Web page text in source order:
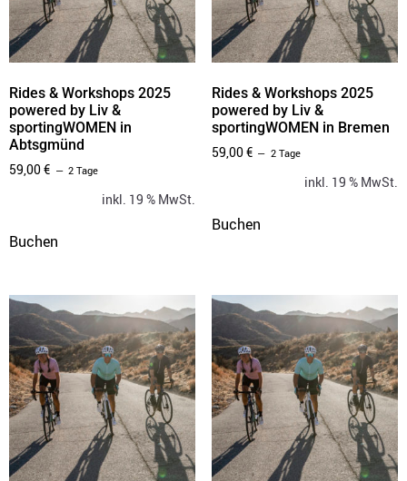
Rides & Workshops 2025
powered by Liv &
sportingWOMEN in
Abtsgmünd
59,00€ 2 Tage
inkl. 19 % MwSt.
Buchen
Rides & Workshops 2025
powered by Liv &
sportingWOMEN in Bremen
59,00€ 2 Tage
inkl. 19 % MwSt.
Buchen